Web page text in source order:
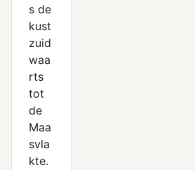
s de
kust
zuid
waa
rts
tot
de
Maa
svla
kte.